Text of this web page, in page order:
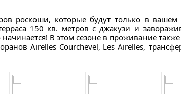
роскоши, которые будут только в
150 кв. метров с джакузи и
В этом сезоне в проживание
Airelles Courchevel, Les Airelles,